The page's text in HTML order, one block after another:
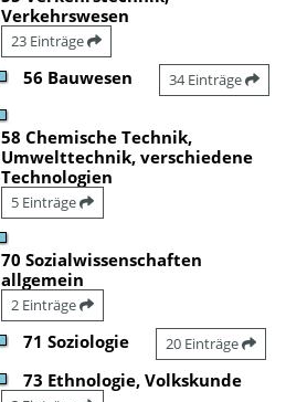
Verkehrswesen
23 Einträge
56 Bauwesen 34 Einträge
58 Chemische Technik,
Umwelttechnik, verschiedene
Technologien
5 Einträge
70 Sozialwissenschaften
allgemein
2 Einträge
71 Soziologie 20 Einträge
73 Ethnologie, Volkskunde